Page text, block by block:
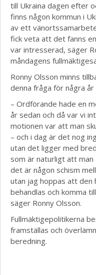
till Ukraina dagen efter
finns någon kommun i
av ett
fick veta att det fanns
var intresserad, säger
måndagens
Ronny Olsson minns
denna fråga för några år
– Ordförande hade en
år sedan och då var vi
motionen var att man
– och i dag är det nog
utan det ligger med
som är naturligt att
det är någon schism
utan jag hoppas att den
behandlas och komma
säger Ronny Olsson.
Fullmäktigepolitikerna
framställas och
beredning.